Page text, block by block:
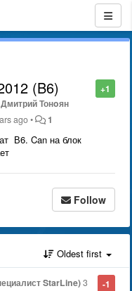
+1
(B6)
Дмитрий Тонoян
ago• 1
В6. Can на блок
Follow
Oldest first
-1
StarLine)3